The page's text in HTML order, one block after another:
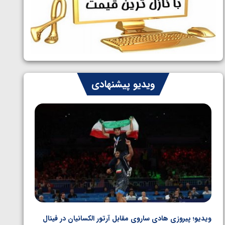
دوم کشتی فرنگی نوجوانان جهان
1405/05/06
ویدیو پیشنهادی
ویدیو؛ پیروزی هادی ساروی مقابل آرتور الکسانیان در فینال